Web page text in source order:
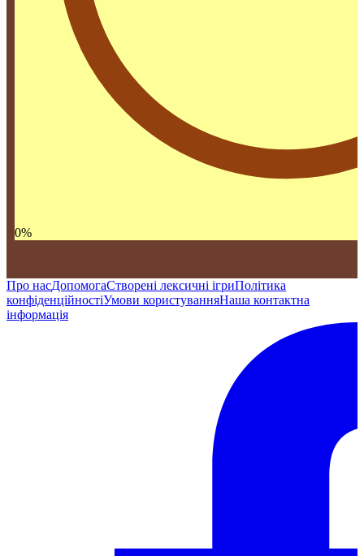
0%
Про насДопомогаСтворені лексичні ігриПолітика
конфіденційностіУмови користуванняНаша контактна
інформація